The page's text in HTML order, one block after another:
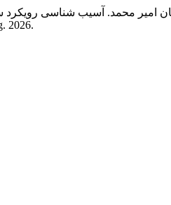
امیر محمد. آسیب شناسی
2026.